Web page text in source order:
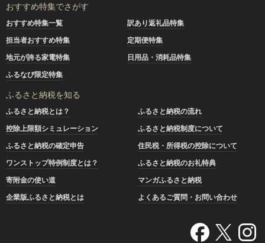
おすすめ特集でさがす
おすすめ特集一覧
訳あり返礼品特集
担当者おすすめ特集
定期便特集
地元が誇る家電特集
日用品・消耗品特集
ふるなび限定特集
ふるさと納税を知る
ふるさと納税とは？
ふるさと納税の流れ
控除上限額シミュレーション
ふるさと納税制度について
ふるさと納税の確定申告
住民税・所得税の控除について
ワンストップ特例制度とは？
ふるさと納税のお礼特典
寄附金の使い道
マンガふるさと納税
企業版ふるさと納税とは
よくあるご質問・お問い合わせ